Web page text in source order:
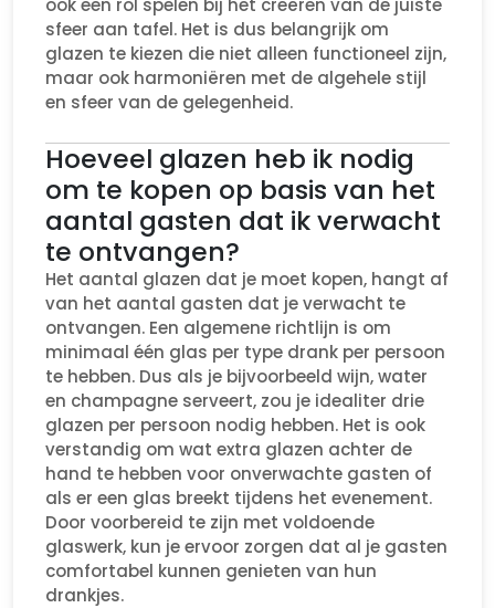
ook een rol spelen bij het creëren van de juiste
sfeer aan tafel. Het is dus belangrijk om
glazen te kiezen die niet alleen functioneel zijn,
maar ook harmoniëren met de algehele stijl
en sfeer van de gelegenheid.
Hoeveel glazen heb ik nodig
om te kopen op basis van het
aantal gasten dat ik verwacht
te ontvangen?
Het aantal glazen dat je moet kopen, hangt af
van het aantal gasten dat je verwacht te
ontvangen. Een algemene richtlijn is om
minimaal één glas per type drank per persoon
te hebben. Dus als je bijvoorbeeld wijn, water
en champagne serveert, zou je idealiter drie
glazen per persoon nodig hebben. Het is ook
verstandig om wat extra glazen achter de
hand te hebben voor onverwachte gasten of
als er een glas breekt tijdens het evenement.
Door voorbereid te zijn met voldoende
glaswerk, kun je ervoor zorgen dat al je gasten
comfortabel kunnen genieten van hun
drankjes.